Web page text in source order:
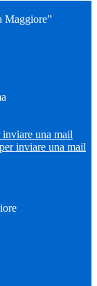
Maggiore”
una mail
inviare una mail